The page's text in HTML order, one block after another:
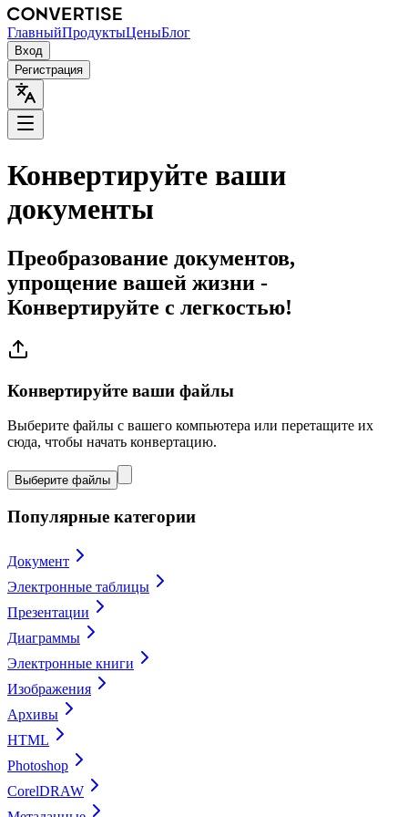
ГлавныйПродуктыЦеныБлог
Вход
Регистрация
Конвертируйте ваши
документы
Преобразование документов,
упрощение вашей жизни -
Конвертируйте с легкостью!
Конвертируйте ваши файлы
Выберите файлы с вашего компьютера или перетащите их
сюда, чтобы начать конвертацию.
Выберите файлы
Популярные категории
Документ
Электронные таблицы
Презентации
Диаграммы
Электронные книги
Изображения
Архивы
HTML
Photoshop
CorelDRAW